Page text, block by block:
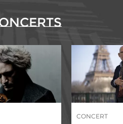
CONCERT